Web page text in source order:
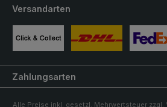
Versandarten
Zahlungsarten
Alle Preise inkl. gesetzl. Mehrwertsteuer zzgl.